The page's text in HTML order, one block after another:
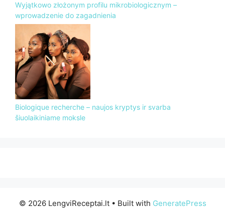
Wyjątkowo złożonym profilu mikrobiologicznym –
wprowadzenie do zagadnienia
Biologique recherche – naujos kryptys ir svarba
šiuolaikiniame moksle
© 2026 LengviReceptai.lt• Built with GeneratePress